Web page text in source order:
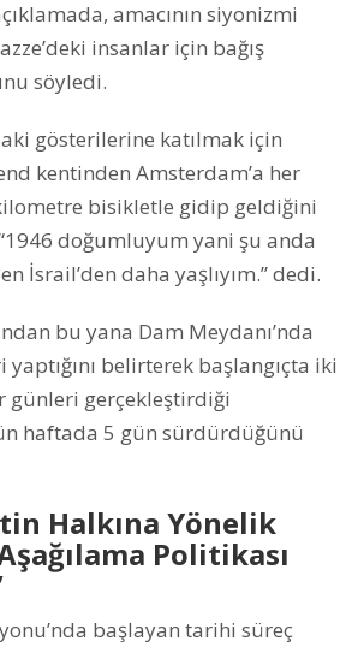
amacının siyonizmi
insanlar için bağış
söyledi.
gösterilerine katılmak için
kentinden Amsterdam’a her
bisikletle gidip geldiğini
doğumluyum yani şu anda
İsrail’den daha yaşlıyım.” dedi.
bu yana Dam Meydanı’nda
yaptığını belirterek başlangıçta iki
günleri gerçekleştirdiği
haftada 5 gün sürdürdüğünü
Halkına Yönelik
Politikası
başlayan tarihi süreç